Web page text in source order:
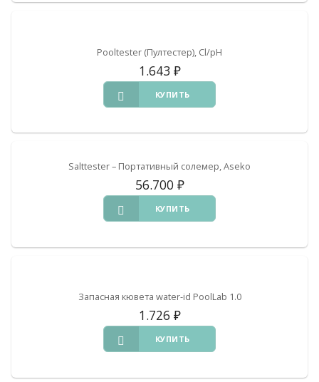
Pooltester (Пултестер), Cl/pH
1.643 ₽
КУПИТЬ
Salttester – Портативный солемер, Aseko
56.700 ₽
КУПИТЬ
Запасная кювета water-id PoolLab 1.0
1.726 ₽
КУПИТЬ